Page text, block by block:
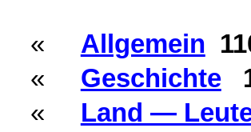
« Allgemein
« Geschichte
« Land —